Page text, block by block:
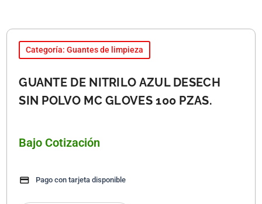
Categoría: Guantes de limpieza
GUANTE DE NITRILO AZUL DESECH
SIN POLVO MC GLOVES 100 PZAS.
Bajo Cotización
Pago con tarjeta disponible